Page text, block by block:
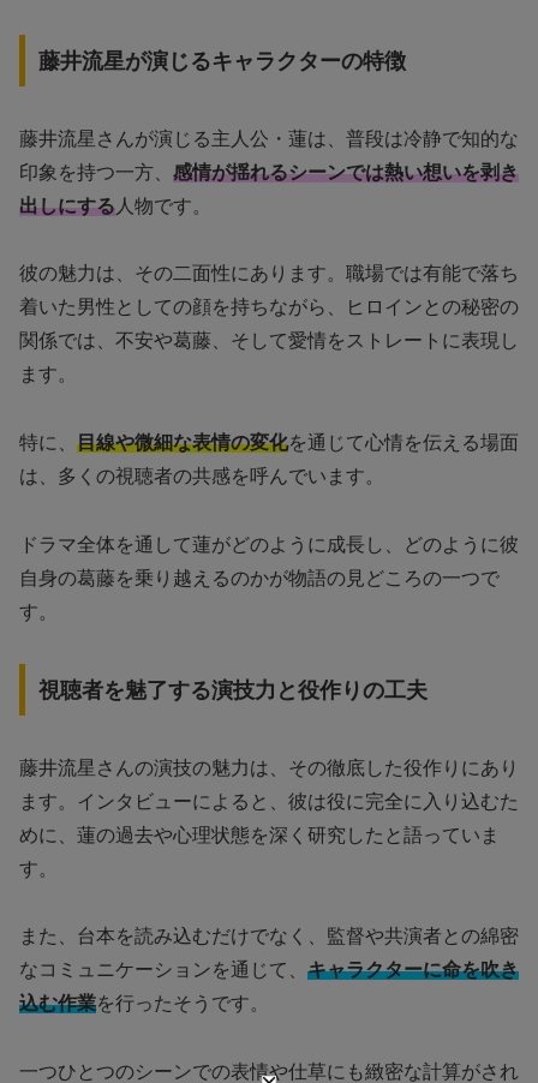
藤井流星が演じるキャラクターの特徴
藤井流星さんが演じる主人公・蓮は、普段は冷静で知的な
印象を持つ一方、 感情が揺れるシーンでは熱い想いを剥き
出しにする 人物です。
彼の魅力は、その二面性にあります。職場では有能で落ち
着いた男性としての顔を持ちながら、ヒロインとの秘密の
関係では、不安や葛藤、そして愛情をストレートに表現し
ます。
特に、 目線や微細な表情の変化を通じて心情を伝える場面
は、多くの視聴者の共感を呼んでいます。
ドラマ全体を通して蓮がどのように成長し、どのように彼
自身の葛藤を乗り越えるのかが物語の見どころの一つで
す。
視聴者を魅了する演技力と役作りの工夫
藤井流星さんの演技の魅力は、その徹底した役作りにあり
ます。インタビューによると、彼は役に完全に入り込むた
めに、蓮の過去や心理状態を深く研究したと語っていま
す。
また、台本を読み込むだけでなく、監督や共演者との綿密
なコミュニケーションを通じて、 キャラクターに命を吹き
込む作業を行ったそうです。
一つひとつのシーンでの表情や仕草にも緻密な計算がされ